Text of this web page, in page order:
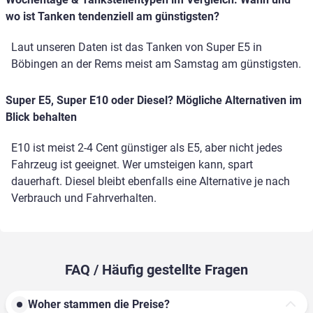
wo ist Tanken tendenziell am günstigsten?
Laut unseren Daten ist das Tanken von Super E5 in
Böbingen an der Rems meist am Samstag am günstigsten.
Super E5, Super E10 oder Diesel? Mögliche Alternativen im
Blick behalten
E10 ist meist 2-4 Cent günstiger als E5, aber nicht jedes
Fahrzeug ist geeignet. Wer umsteigen kann, spart
dauerhaft. Diesel bleibt ebenfalls eine Alternative je nach
Verbrauch und Fahrverhalten.
FAQ / Häufig gestellte Fragen
Woher stammen die Preise?